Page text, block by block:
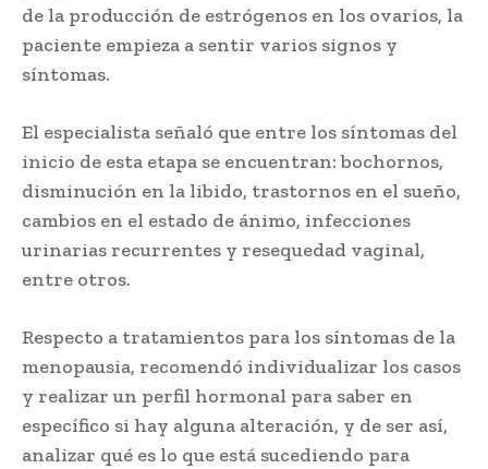
de la producción de estrógenos en los ovarios, la
paciente empieza a sentir varios signos y
síntomas.
El especialista señaló que entre los síntomas del
inicio de esta etapa se encuentran: bochornos,
disminución en la libido, trastornos en el sueño,
cambios en el estado de ánimo, infecciones
urinarias recurrentes y resequedad vaginal,
entre otros.
Respecto a tratamientos para los síntomas de la
menopausia, recomendó individualizar los casos
y realizar un perfil hormonal para saber en
específico si hay alguna alteración, y de ser así,
analizar qué es lo que está sucediendo para